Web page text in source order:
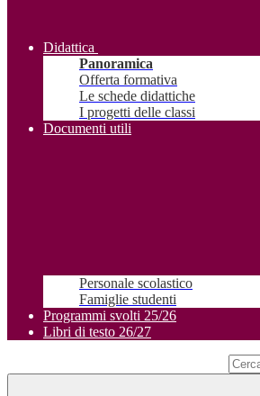
Didattica
Panoramica
Offerta formativa
Le schede didattiche
I progetti delle classi
Documenti utili
Personale scolastico
Famiglie studenti
Programmi svolti 25/26
Libri di testo 26/27